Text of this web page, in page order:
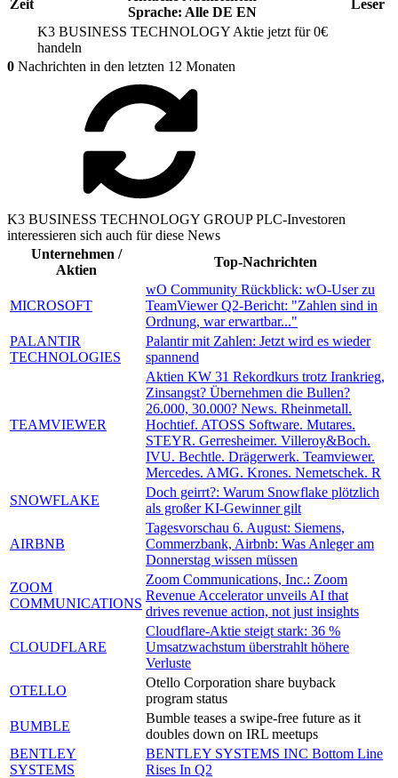
Zeit
Sprache: Alle DE EN
Leser
K3 BUSINESS TECHNOLOGY Aktie jetzt für 0€
handeln
0 Nachrichten in den letzten 12 Monaten
K3 BUSINESS TECHNOLOGY GROUP PLC-Investoren
interessieren sich auch für diese News
Unternehmen /
Aktien
Top-Nachrichten
MICROSOFT
wO Community Rückblick: wO-User zu
TeamViewer Q2-Bericht: "Zahlen sind in
Ordnung, war erwartbar..."
PALANTIR
TECHNOLOGIES
Palantir mit Zahlen: Jetzt wird es wieder
spannend
TEAMVIEWER
Aktien KW 31 Rekordkurs trotz Irankrieg,
Zinsangst? Übernehmen die Bullen?
26.000, 30.000? News. Rheinmetall.
Hochtief. ATOSS Software. Mutares.
STEYR. Gerresheimer. Villeroy&Boch.
IVU. Bechtle. Drägerwerk. Teamviewer.
Mercedes. AMG. Krones. Nemetschek. R
SNOWFLAKE
Doch geirrt?: Warum Snowflake plötzlich
als großer KI-Gewinner gilt
AIRBNB
Tagesvorschau 6. August: Siemens,
Commerzbank, Airbnb: Was Anleger am
Donnerstag wissen müssen
ZOOM
COMMUNICATIONS
Zoom Communications, Inc.: Zoom
Revenue Accelerator unveils AI that
drives revenue action, not just insights
CLOUDFLARE
Cloudflare-Aktie steigt stark: 36 %
Umsatzwachstum überstrahlt höhere
Verluste
OTELLO
Otello Corporation share buyback
program status
BUMBLE
Bumble teases a swipe-free future as it
doubles down on IRL meetups
BENTLEY
SYSTEMS
BENTLEY SYSTEMS INC Bottom Line
Rises In Q2